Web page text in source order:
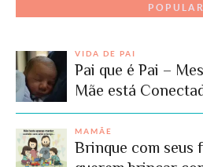
POPULAR
VIDA DE PAI
Pai que é Pai –
Mãe está
MAMÃE
Brinque com seus